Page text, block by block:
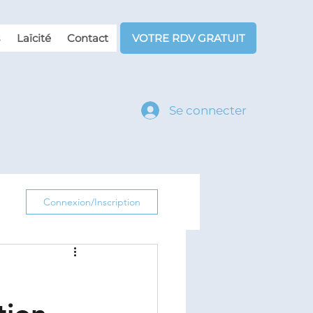
Laïcité Contact VOTRE RDV GRATUIT
Se connecter
Connexion/Inscription